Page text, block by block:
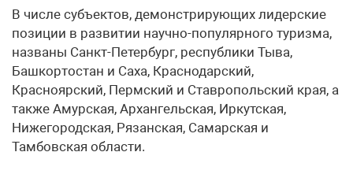
В числе субъектов, демонстрирующих лидерские
позиции в развитии научно-популярного туризма,
названы Санкт-Петербург, республики Тыва,
Башкортостан и Саха, Краснодарский,
Красноярский, Пермский и Ставропольский края, а
также Амурская, Архангельская, Иркутская,
Нижегородская, Рязанская, Самарская и
Тамбовская области.